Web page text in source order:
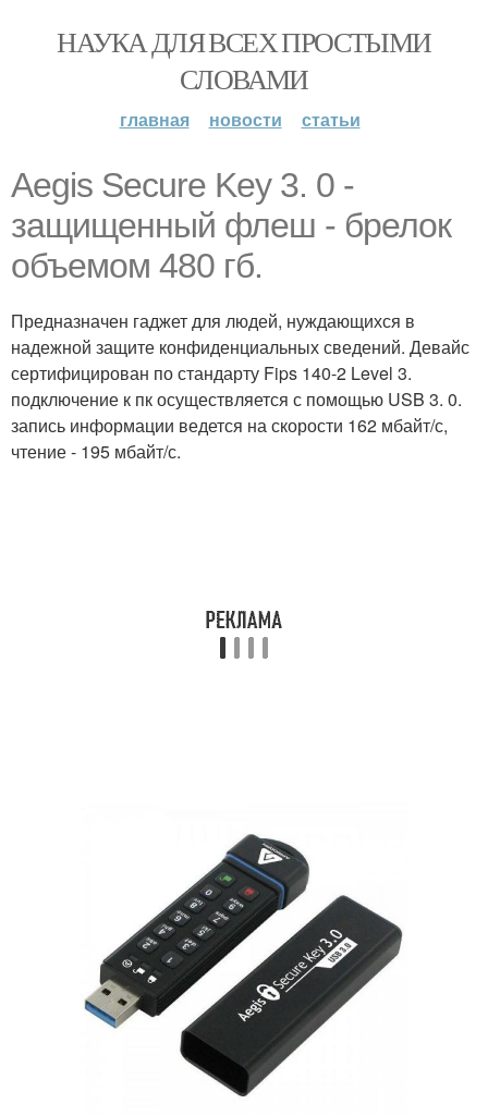
НАУКА ДЛЯ ВСЕХ ПРОСТЫМИ
СЛОВАМИ
главная новости статьи
Aegis Secure Key 3. 0 -
защищенный флеш - брелок
объемом 480 гб.
Предназначен гаджет для людей, нуждающихся в
надежной защите конфиденциальных сведений. Девайс
сертифицирован по стандарту Fips 140-2 Level 3.
подключение к пк осуществляется с помощью USB 3. 0.
запись информации ведется на скорости 162 мбайт/с,
чтение - 195 мбайт/с.